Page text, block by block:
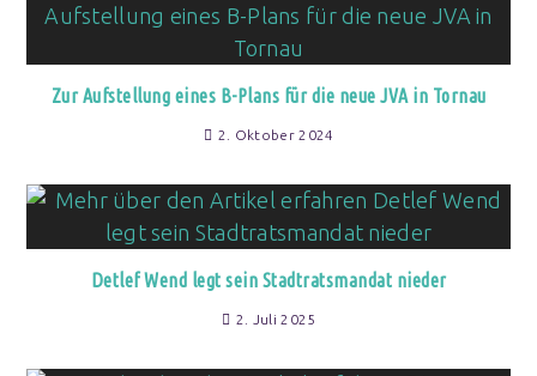
Zur Aufstellung eines B-Plans für die neue JVA in Tornau
2. Oktober 2024
Detlef Wend legt sein Stadtratsmandat nieder
2. Juli 2025